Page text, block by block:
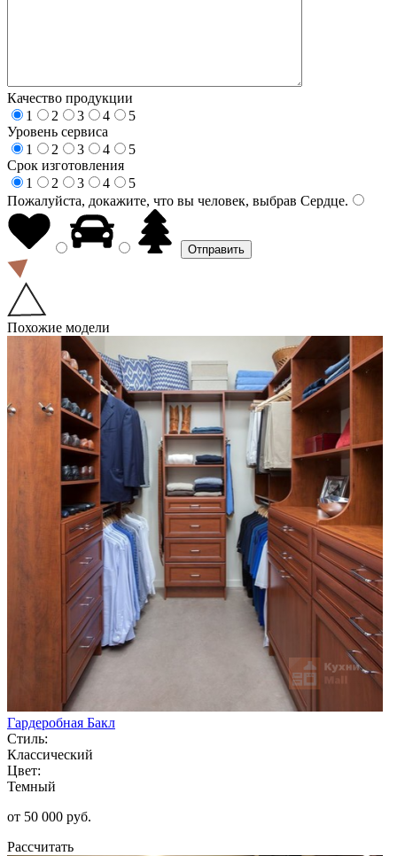
Качество продукции
1
2 3 4
5
Уровень сервиса
1
2 3 4
5
Срок изготовления
1
2 3 4
5
Пожалуйста, докажите, что вы человек, выбрав Сердце.
Похожие модели
Гардеробная Бакл
Стиль:
Классический
Цвет:
Темный
от 50 000 руб.
Рассчитать